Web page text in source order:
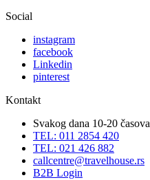
Social
instagram
facebook
Linkedin
pinterest
Kontakt
Svakog dana 10-20 časova
TEL: 011 2854 420
TEL: 021 426 882
callcentre@travelhouse.rs
B2B Login